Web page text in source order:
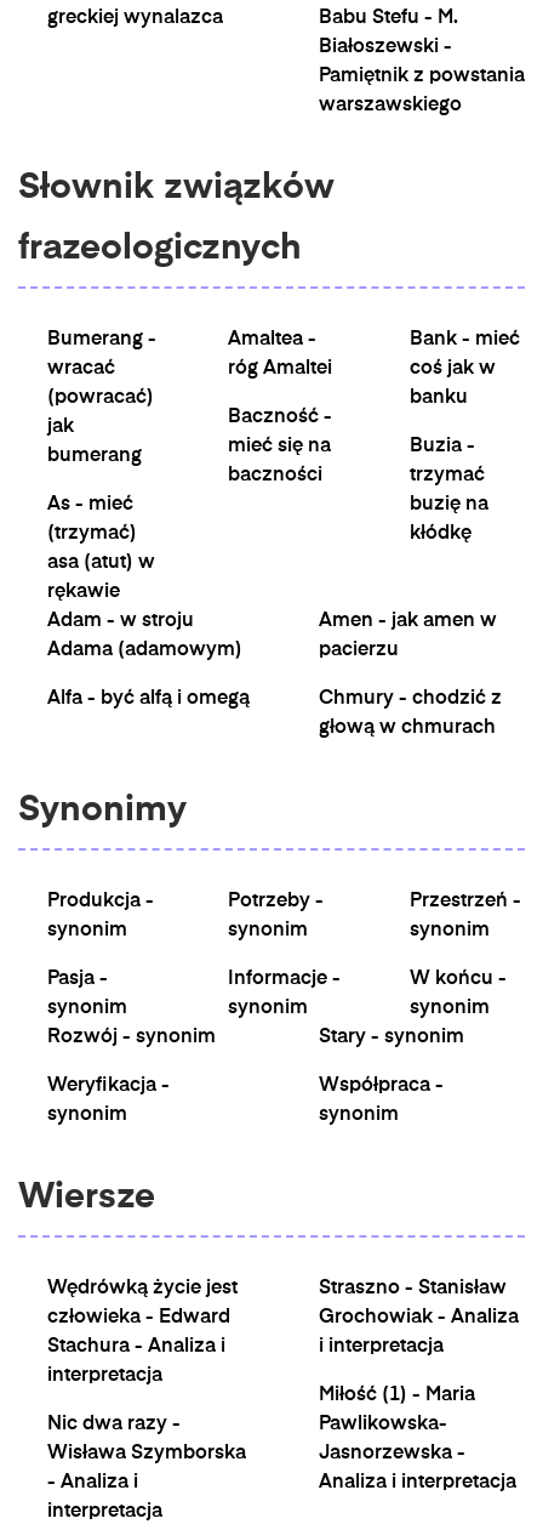
greckiej wynalazca
Babu Stefu - M.
Białoszewski -
Pamiętnik z powstania
warszawskiego
Słownik związków
frazeologicznych
Bumerang -
wracać
(powracać)
jak
bumerang
As - mieć
(trzymać)
asa (atut) w
rękawie
Amaltea -
róg Amaltei
Baczność -
mieć się na
baczności
Bank - mieć
coś jak w
banku
Buzia -
trzymać
buzię na
kłódkę
Adam - w stroju
Adama (adamowym)
Alfa - być alfą i omegą
Amen - jak amen w
pacierzu
Chmury - chodzić z
głową w chmurach
Synonimy
Produkcja -
synonim
Pasja -
synonim
Potrzeby -
synonim
Informacje -
synonim
Przestrzeń -
synonim
W końcu -
synonim
Rozwój - synonim
Weryfikacja -
synonim
Stary - synonim
Współpraca -
synonim
Wiersze
Wędrówką życie jest
człowieka - Edward
Stachura - Analiza i
interpretacja
Nic dwa razy -
Wisława Szymborska
- Analiza i
interpretacja
Straszno - Stanisław
Grochowiak - Analiza
i interpretacja
Miłość (1) - Maria
Pawlikowska-
Jasnorzewska -
Analiza i interpretacja